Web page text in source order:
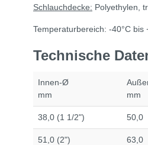
Schlauchdecke: Polyethylen,
Temperaturbereich: -40°C bis
Technische
Innen-Ø
mm
mm
38,0 (1 1/2") 50,0
51,0 (2") 63,0